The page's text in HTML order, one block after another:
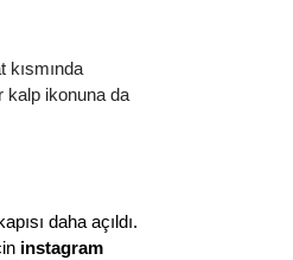
kalp ikonuna da
daha açıldı.
instagram